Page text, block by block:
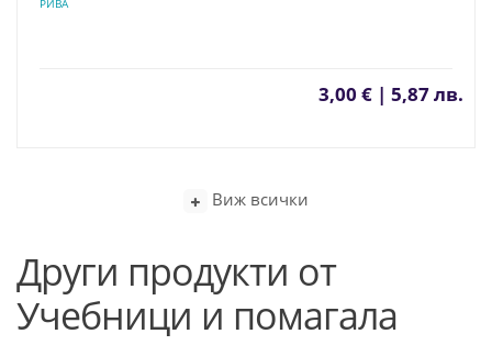
РИВА
3,00 € | 5,87 лв.
Виж всички
Други продукти от
Учебници и помагала